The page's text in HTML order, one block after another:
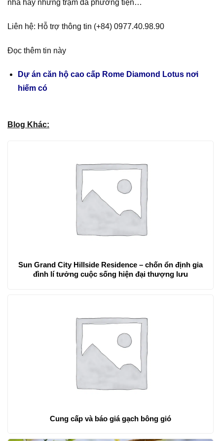
nhà hay những trạm đa phương tiện…
Liên hệ: Hỗ trợ thông tin (+84) 0977.40.98.90
Đọc thêm tin này
Dự án căn hộ cao cấp Rome Diamond Lotus nơi
hiếm có
Blog Khác:
Sun Grand City Hillside Residence – chốn ổn định gia
đình lí tưởng cuộc sống hiện đại thượng lưu
Cung cấp và báo giá gạch bông gió